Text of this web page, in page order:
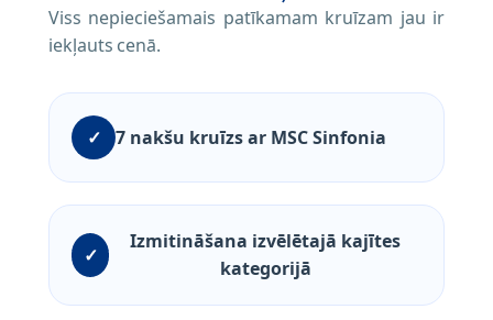
Viss nepieciešamais patīkamam kruīzam jau ir
iekļauts cenā.
✓ 7 nakšu kruīzs ar MSC Sinfonia
✓
Izmitināšana izvēlētajā kajītes
kategorijā